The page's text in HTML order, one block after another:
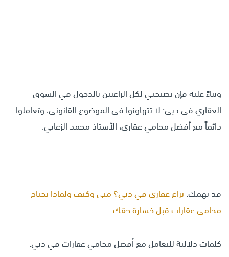
وبناءً عليه فإن نصيحتي لكل الراغبين بالدخول في السوق
العقاري في دبي: لا تتهاونوا في الموضوع القانوني، وتعاملوا
دائماً مع أفضل محامي عقاري، الأستاذ محمد الزعابي.
قد يهمك: نزاع عقاري في دبي؟ متى وكيف ولماذا تحتاج
محامي عقارات قبل خسارة حقك
كلمات دلالية للتعامل مع أفضل محامي عقارات في دبي: